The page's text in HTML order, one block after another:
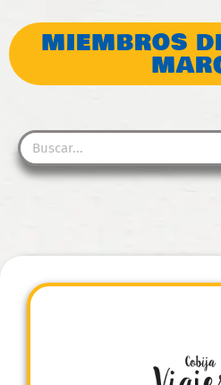
MIEMBROS